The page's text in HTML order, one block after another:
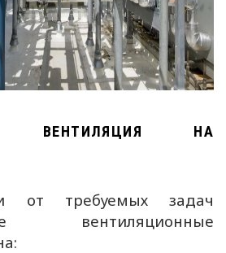
ВЕНТИЛЯЦИЯ НА
от требуемых задач
вентиляционные